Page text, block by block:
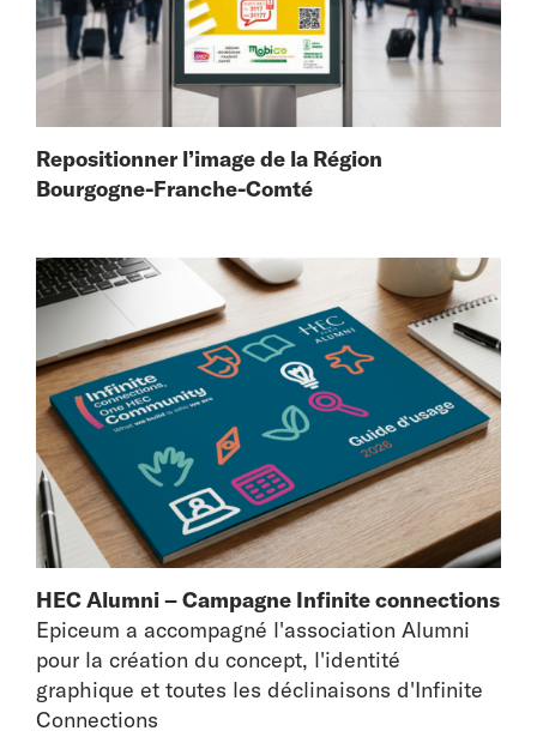
Repositionner l’image de la Région
Bourgogne-Franche-Comté
HEC Alumni – Campagne Infinite connections
Epiceum a accompagné l'association Alumni
pour la création du concept, l'identité
graphique et toutes les déclinaisons d'Infinite
Connections